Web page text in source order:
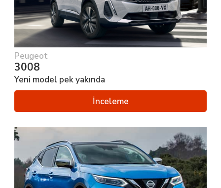
Peugeot
3008
Yeni model pek yakında
İnceleme